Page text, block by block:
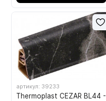
артикул: 39233
Thermoplast CEZAR BL44 -